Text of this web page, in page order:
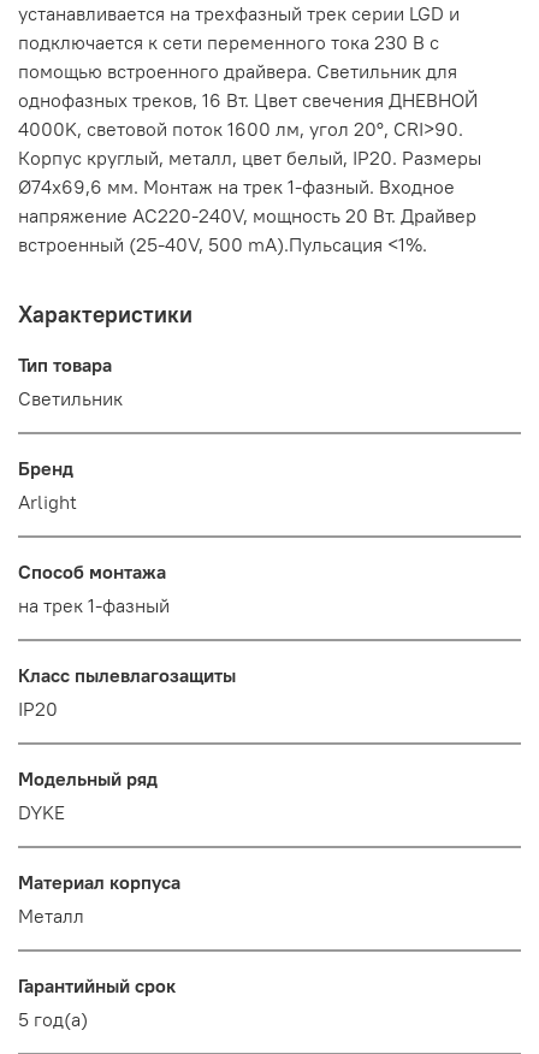
устанавливается на трехфазный трек серии LGD и
подключается к сети переменного тока 230 В с
помощью встроенного драйвера. Светильник для
однофазных треков, 16 Вт. Цвет свечения ДНЕВНОЙ
4000K, световой поток 1600 лм, угол 20°, CRI>90.
Корпус круглый, металл, цвет белый, IP20. Размеры
Ø74x69,6 мм. Монтаж на трек 1-фазный. Входное
напряжение AC220-240V, мощность 20 Вт. Драйвер
встроенный (25-40V, 500 mA).Пульсация <1%.
Характеристики
Тип товара
Светильник
Бренд
Arlight
Способ монтажа
на трек 1-фазный
Класс пылевлагозащиты
IP20
Модельный ряд
DYKE
Материал корпуса
Металл
Гарантийный срок
5 год(а)